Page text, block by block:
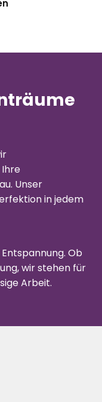
Unser
in jedem
Ob
wir stehen für
Arbeit.